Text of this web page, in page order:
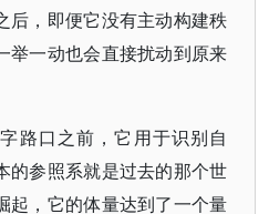
后，即便它没有主动构建秩
举一动也会直接扰动到原来
路口之前，它用于识别自
的参照系就是过去的那个世
起，它的体量达到了一个量